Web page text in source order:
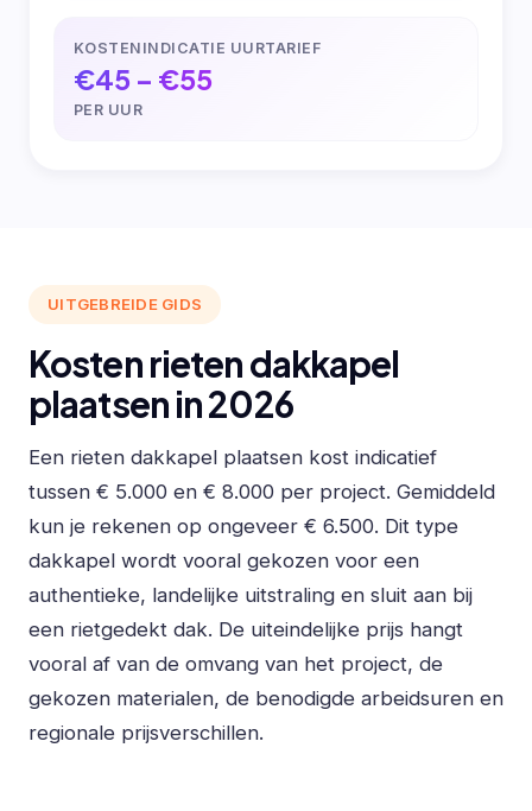
KOSTENINDICATIE UURTARIEF
€45 – €55
PER UUR
UITGEBREIDE GIDS
Kosten rieten dakkapel
plaatsen in 2026
Een rieten dakkapel plaatsen kost indicatief
tussen € 5.000 en € 8.000 per project. Gemiddeld
kun je rekenen op ongeveer € 6.500. Dit type
dakkapel wordt vooral gekozen voor een
authentieke, landelijke uitstraling en sluit aan bij
een rietgedekt dak. De uiteindelijke prijs hangt
vooral af van de omvang van het project, de
gekozen materialen, de benodigde arbeidsuren en
regionale prijsverschillen.